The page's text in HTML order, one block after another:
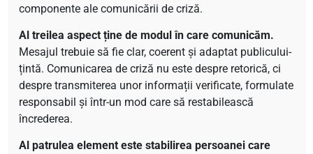
componente ale comunicării de criză.
Al treilea aspect ține de modul în care comunicăm.
Mesajul trebuie să fie clar, coerent și adaptat publicului-
țintă. Comunicarea de criză nu este despre retorică, ci
despre transmiterea unor informații verificate, formulate
responsabil și într-un mod care să restabilească
încrederea.
Al patrulea element este stabilirea persoanei care